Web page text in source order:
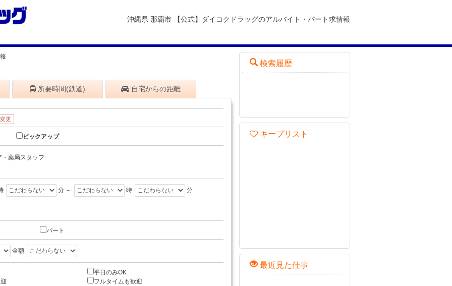
沖縄県 那覇市 【公式】ダイコクドラッグのアルバイト・パート求情報
所要時間(鉄道) 自宅からの距離
更
ピックアップ
薬局スタッフ
分 ～ 時 分
パート
金額
平日のみOK
フルタイムも歓迎
検索履歴
キープリスト
最近見た仕事